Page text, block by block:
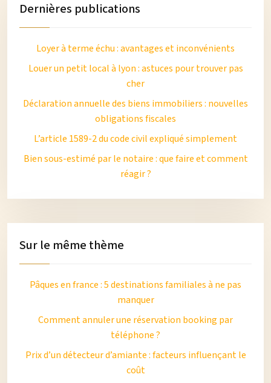
Dernières publications
Loyer à terme échu : avantages et inconvénients
Louer un petit local à lyon : astuces pour trouver pas
cher
Déclaration annuelle des biens immobiliers : nouvelles
obligations fiscales
L’article 1589-2 du code civil expliqué simplement
Bien sous-estimé par le notaire : que faire et comment
réagir ?
Sur le même thème
Pâques en france : 5 destinations familiales à ne pas
manquer
Comment annuler une réservation booking par
téléphone ?
Prix d’un détecteur d’amiante : facteurs influençant le
coût